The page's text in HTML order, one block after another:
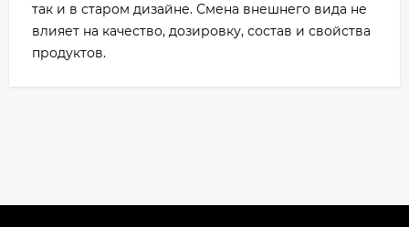
так и в старом дизайне. Смена внешнего вида не
влияет на качество, дозировку, состав и свойства
продуктов.